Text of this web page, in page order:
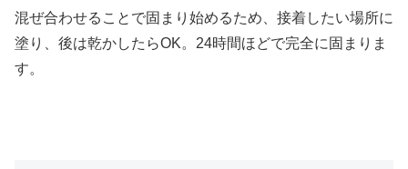
混ぜ合わせることで固まり始めるため、接着したい場所に
塗り、後は乾かしたらOK。24時間ほどで完全に固まりま
す。